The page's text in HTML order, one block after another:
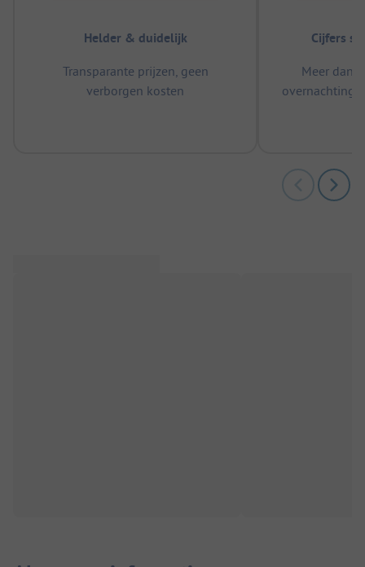
Helder & duidelijk
Transparante prijzen, geen
verborgen kosten
Cijfers
Meer dan